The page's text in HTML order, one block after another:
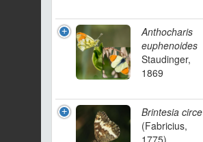
Anthocharis
euphenoides
Staudinger,
1869
Brintesia circe
(Fabricius,
1775)